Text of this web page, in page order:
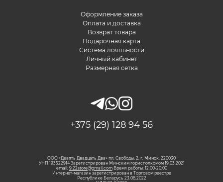
Оформление заказа
Оплата и доставка
Возврат товара
Подарочная карта
Система лояльности
Личный кабинет
Размерная сетка
+375 (29) 128 94 56
ООО «Девять Двадцать Два» пл. Свободы, 2, г. Минск, 220030
УНП 193522914 Зарегистрирован Минским горисполкомом 19.03.2021
email: 9.22store@gmail.comВремя работы: 12:00-20:00
Интернет-магазин зарегистрирован в Торговом реестре
Республике Беларусь 23.08.2022